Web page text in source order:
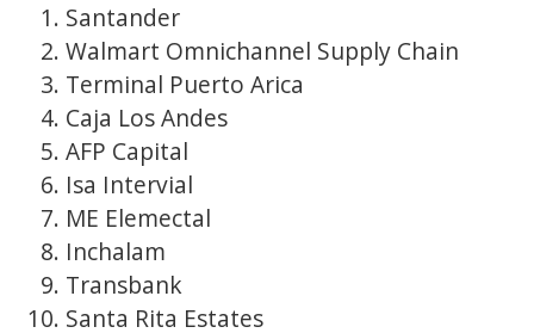
Santander
Walmart Omnichannel Supply Chain
Terminal Puerto Arica
Caja Los Andes
AFP Capital
Isa Intervial
ME Elemectal
Inchalam
Transbank
Santa Rita Estates